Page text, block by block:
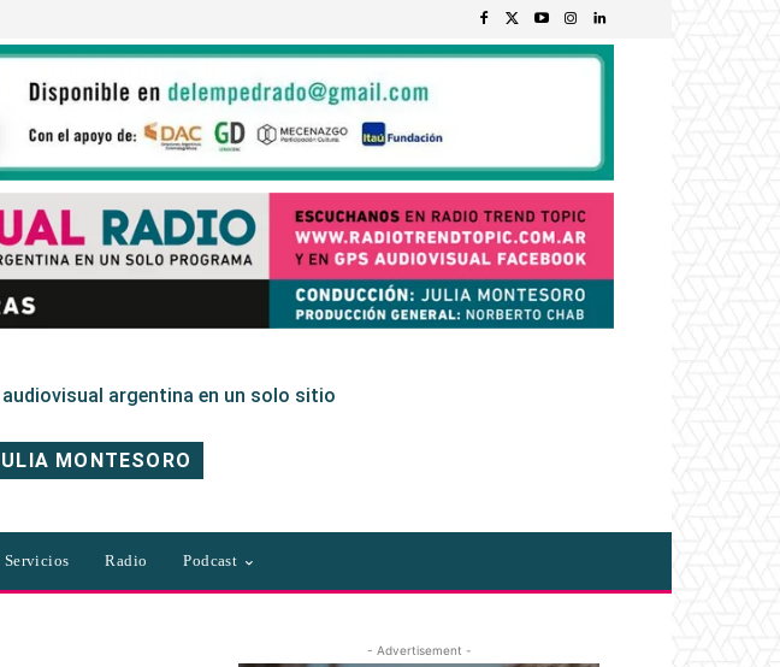
argentina en un solo sitio
MONTESORO
Servicios Radio Podcast
- Advertisement -